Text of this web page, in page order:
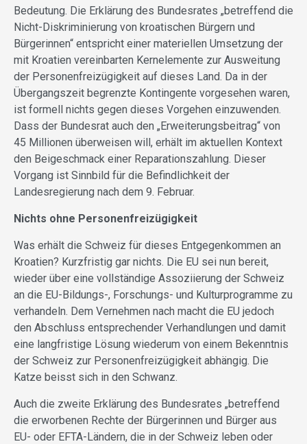
Bedeutung. Die Erklärung des Bundesrates „betreffend die
Nicht-Diskriminierung von kroatischen Bürgern und
Bürgerinnen“ entspricht einer materiellen Umsetzung der
mit Kroatien vereinbarten Kernelemente zur Ausweitung
der Personenfreizügigkeit auf dieses Land. Da in der
Übergangszeit begrenzte Kontingente vorgesehen waren,
ist formell nichts gegen dieses Vorgehen einzuwenden.
Dass der Bundesrat auch den „Erweiterungsbeitrag“ von
45 Millionen überweisen will, erhält im aktuellen Kontext
den Beigeschmack einer Reparationszahlung. Dieser
Vorgang ist Sinnbild für die Befindlichkeit der
Landesregierung nach dem 9. Februar.
Nichts ohne Personenfreizügigkeit
Was erhält die Schweiz für dieses Entgegenkommen an
Kroatien? Kurzfristig gar nichts. Die EU sei nun bereit,
wieder über eine vollständige Assoziierung der Schweiz
an die EU-Bildungs-, Forschungs- und Kulturprogramme zu
verhandeln. Dem Vernehmen nach macht die EU jedoch
den Abschluss entsprechender Verhandlungen und damit
eine langfristige Lösung wiederum von einem Bekenntnis
der Schweiz zur Personenfreizügigkeit abhängig. Die
Katze beisst sich in den Schwanz.
Auch die zweite Erklärung des Bundesrates „betreffend
die erworbenen Rechte der Bürgerinnen und Bürger aus
EU- oder EFTA-Ländern, die in der Schweiz leben oder